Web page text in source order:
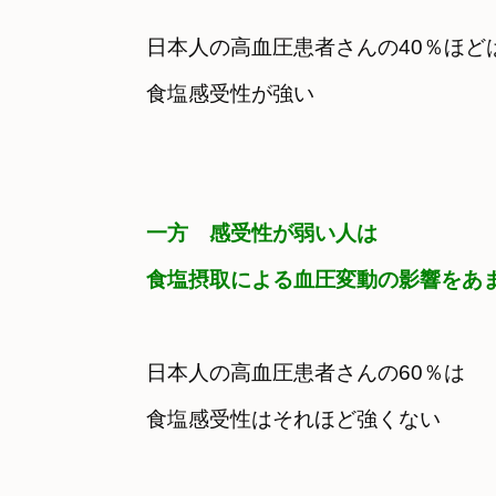
日本人の高血圧患者さんの40％ほど
食塩感受性が強い
一方　感受性が弱い人は
食塩摂取による血圧変動の影響をあ
日本人の高血圧患者さんの60％は
食塩感受性はそれほど強くない